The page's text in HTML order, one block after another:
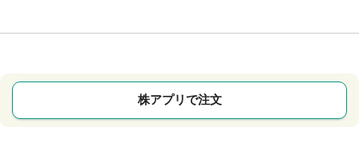
株アプリで注文